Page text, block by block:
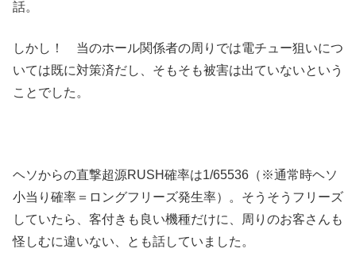
話。
しかし！ 当のホール関係者の周りでは電チュー狙いにつ
いては既に対策済だし、そもそも被害は出ていないという
ことでした。
ヘソからの直撃超源RUSH確率は1/65536（※通常時ヘソ
小当り確率＝ロングフリーズ発生率）。 そうそうフリーズ
していたら、客付きも良い機種だけに、周りのお客さんも
怪しむに違いない、とも話していました。